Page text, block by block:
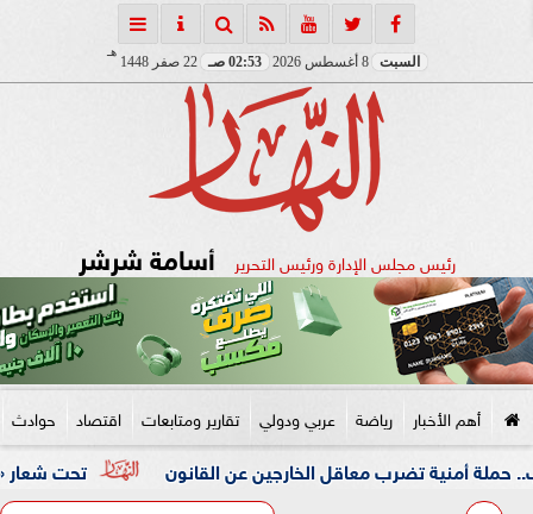
السبت 8 أغسطس 2026 02:53 صـ 22 صفر 1448
هـ
رئيس مجلس الإدارة ورئيس التحرير أسامة شرشر
أهم الأخبار رياضة عربي ودولي تقارير ومتابعات اقتصاد حوادث
تحت شعار «خدمة بيوت تضرب معاقل الخارجين عن القانون